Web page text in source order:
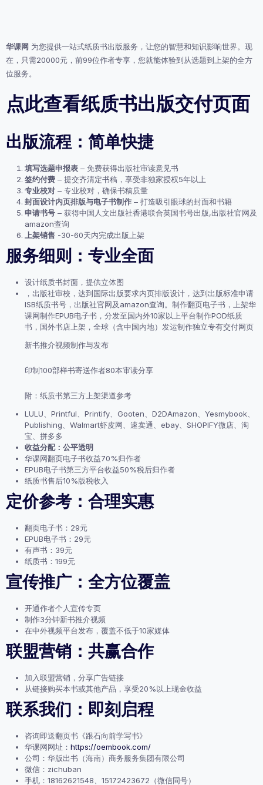
华课网 为您提供一站式纸质书出版服务，让您的智慧和知识影响世界。现
在，只需20000元，前99位作者专享，您就能体验到从选题到上架的全方
位服务。
点此查看纸质书出版交付页面
出版流程：简单快捷
填写选题申报表 – 免费获得出版社审读意见书
签约付费 – 提交齐清定书稿，享受非独家授权5年以上
专业校对 – 专业校对，确保书稿质量
封面设计内页排版与电子书制作 – 打造吸引眼球的封面和书籍
申请书号 – 获得中国人文出版社香港联合英国书号出版,出版社官网及
amazon查询
上架销售 -30-60天内完成出版上架
服务细则：专业全面
设计纸质书封面，提供立体图
，出版社审校，达到国际出版要求内页排版设计，达到出版标准申请
ISB纸质书号，出版社官网及amazon查询。制作翻页电子书，上架华
课网制作EPUB电子书，分发至国内外10家以上平台制作POD纸质
书，国外书店上架，全球（含中国内地）发运制作独立专有交付网页
新书推介视频制作与发布
印制100部样书寄送作者80本审读分享
附：纸质书第三方上架渠道参考
LULU、Printful、Printify、Gooten、D2DAmazon、Yesmybook、
Publishing、Walmart虾皮网、速卖通、ebay、SHOPIFY微店、淘
宝、拼多多
收益分配：公平透明
华课网翻页电子书收益70%归作者
EPUB电子书第三方平台收益50%税后归作者
纸质书售后10%版税收入
定价参考：合理实惠
翻页电子书：29元
EPUB电子书：29元
有声书：39元
纸质书：199元
宣传推广：全方位覆盖
开通作者个人宣传专页
制作3分钟新书推介视频
在中外视频平台发布，覆盖不低于10家媒体
联盟营销：共赢合作
加入联盟营销，分享广告链接
从链接购买本书或其他产品，享受20%以上现金收益
联系我们：即刻启程
咨询即送翻页书《跟石向前学写书》
华课网网址： https://oembook.com/
公司：华版出书（海南）商务服务集团有限公司
微信：zichuban
手机：18162621548、15172423672（微信同号）